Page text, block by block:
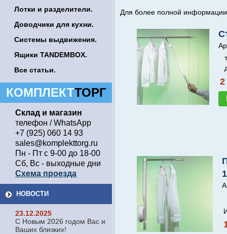
Лотки и разделители.
Доводчики для кухни.
Системы выдвижения.
Ящики TANDEMBOX.
Все статьи.
КОМПЛЕКТТОРГ
Склад и магазин
телефон / WhatsApp
+7 (925) 060 14 93
sales@komplekttorg.ru
Пн - Пт с 9-00 до 18-00
Сб, Вс - выходные дни
Схема проезда
НОВОСТИ
23.12.2025
С Новым 2026 годом Вас и
Ваших близких!
Для более полной информации
2